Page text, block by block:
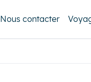
Nous contacter